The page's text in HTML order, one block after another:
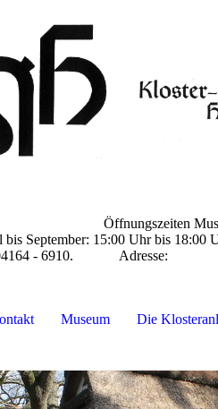
Öffnungszeiten
15:00 Uhr bis
04164 - 6910.
Museum Die